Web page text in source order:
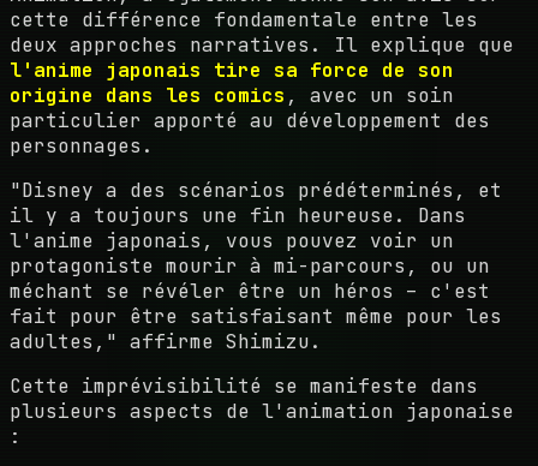
cette différence fondamentale entre les
deux approches narratives. Il explique que
l'anime japonais tire sa force de son
origine dans les comics , avec un soin
particulier apporté au développement des
personnages.
"Disney a des scénarios prédéterminés, et
il y a toujours une fin heureuse. Dans
l'anime japonais, vous pouvez voir un
protagoniste mourir à mi-parcours, ou un
méchant se révéler être un héros – c'est
fait pour être satisfaisant même pour les
adultes," affirme Shimizu.
Cette imprévisibilité se manifeste dans
plusieurs aspects de l'animation japonaise
: